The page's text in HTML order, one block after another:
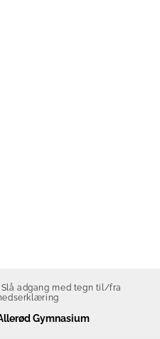
Slå adgang med tegn til/fra
Gymnasium